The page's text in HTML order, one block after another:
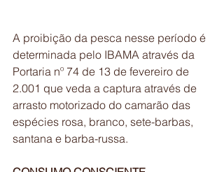
A proibição da pesca nesse período é
determinada pelo IBAMA através da
Portaria nº 74 de 13 de fevereiro de
2.001 que veda a captura através de
arrasto motorizado do camarão das
espécies rosa, branco, sete-barbas,
santana e barba-russa.